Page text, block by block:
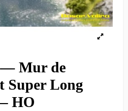
— Mur de
Super Long
HO